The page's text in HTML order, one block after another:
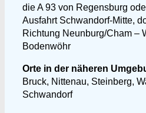
die A 93 von Regensburg
Ausfahrt Schwandorf-Mitte,
Richtung Neunburg/Cham –
Bodenwöhr
Orte in der näheren
Bruck, Nittenau, Steinberg,
Schwandorf